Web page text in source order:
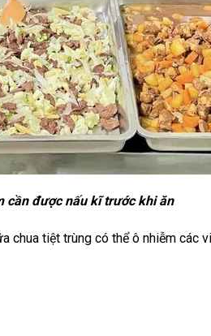
cần được nấu kĩ trước khi ăn
chua tiệt trùng có thể ô nhiễm các